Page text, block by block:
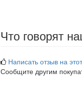
Что говорят
Написать отзыв на
Сообщите другим